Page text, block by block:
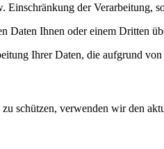
Einschränkung der
Daten Ihnen oder einem Dritten
Ihrer Daten, die aufgrund
schützen, verwenden wir den